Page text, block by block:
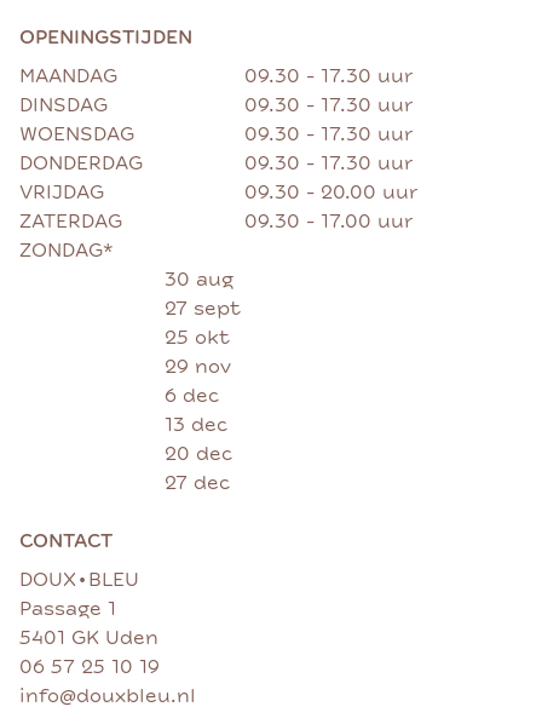
OPENINGSTIJDEN
MAANDAG
09.30 - 17.30 uur
DINSDAG
09.30 - 17.30 uur
WOENSDAG
09.30 - 17.30 uur
DONDERDAG
09.30 - 17.30 uur
VRIJDAG
09.30 - 20.00 uur
ZATERDAG
09.30 - 17.00 uur
ZONDAG*
30 aug
27 sept
25 okt
29 nov
6 dec
13 dec
20 dec
27 dec
CONTACT
DOUX • BLEU
Passage 1
5401 GK Uden
06 57 25 10 19
info@douxbleu.nl